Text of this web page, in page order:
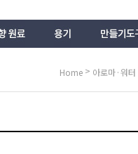
Home > 아로마·워터